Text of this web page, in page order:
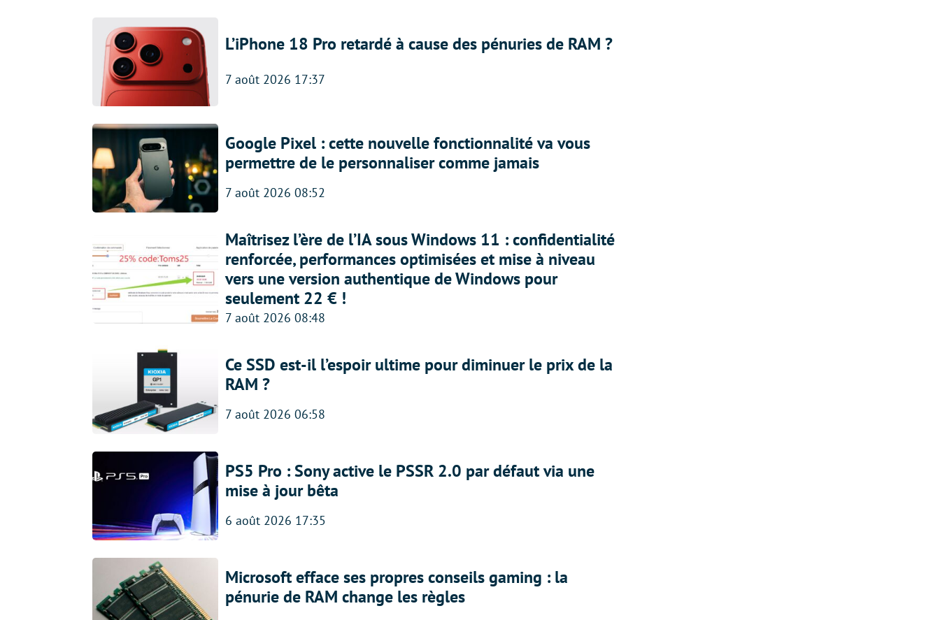
L’iPhone 18 Pro retardé à cause des pénuries de RAM ?
7 août 2026 17:37
Google Pixel : cette nouvelle fonctionnalité va vous
permettre de le personnaliser comme jamais
7 août 2026 08:52
Maîtrisez l’ère de l’IA sous Windows 11 : confidentialité
renforcée, performances optimisées et mise à niveau
vers une version authentique de Windows pour
seulement 22 € !
7 août 2026 08:48
Ce SSD est-il l’espoir ultime pour diminuer le prix de la
RAM ?
7 août 2026 06:58
PS5 Pro : Sony active le PSSR 2.0 par défaut via une
mise à jour bêta
6 août 2026 17:35
Microsoft efface ses propres conseils gaming : la
pénurie de RAM change les règles